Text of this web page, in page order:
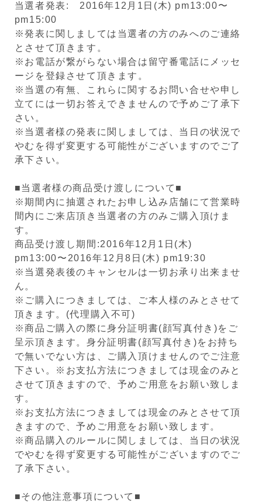
当選者発表: 2016年12月1日(木) pm13:00〜
pm15:00
※発表に関しましては当選者の方のみへのご連絡
とさせて頂きます。
※お電話が繋がらない場合は留守番電話にメッセ
ージを登録させて頂きます。
※当選の有無、これらに関するお問い合せや申し
立てには一切お答えできませんので予めご了承下
さい。
※当選者様の発表に関しましては、当日の状況で
やむを得ず変更する可能性がございますのでご了
承下さい。
■当選者様の商品受け渡しについて■
※期間内に抽選されたお申し込み店舗にて営業時
間内にご来店頂き当選者の方のみご購入頂けま
す。
商品受け渡し期間:2016年12月1日(木)
pm13:00〜2016年12月8日(木) pm19:30
※当選発表後のキャンセルは一切お承り出来ませ
ん。
※ご購入につきましては、ご本人様のみとさせて
頂きます。(代理購入不可)
※商品ご購入の際に身分証明書(顔写真付き)をご
呈示頂きます。身分証明書(顔写真付き)をお持ち
で無いでない方は、ご購入頂けませんのでご注意
下さい。※お支払方法につきましては現金のみと
させて頂きますので、予めご用意をお願い致しま
す。
※お支払方法につきましては現金のみとさせて頂
きますので、予めご用意をお願い致します。
※商品購入のルールに関しましては、当日の状況
でやむを得ず変更する可能性がございますのでご
了承下さい。
■その他注意事項について■